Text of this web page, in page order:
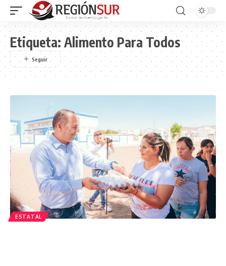
Etiqueta:Alimento Para Todos
ESTATAL